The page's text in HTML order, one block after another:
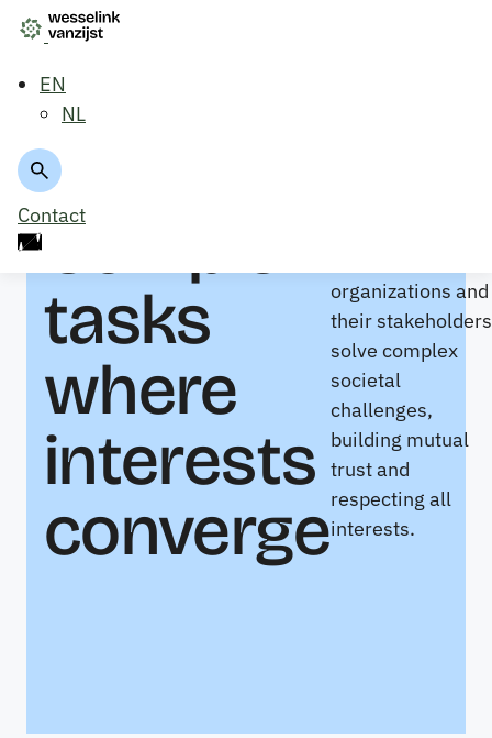
EN
NL
Contact
Complex
tasks
where
interests
converge
organizations and
their stakeholders
solve complex
societal
challenges,
building mutual
trust and
respecting all
interests.